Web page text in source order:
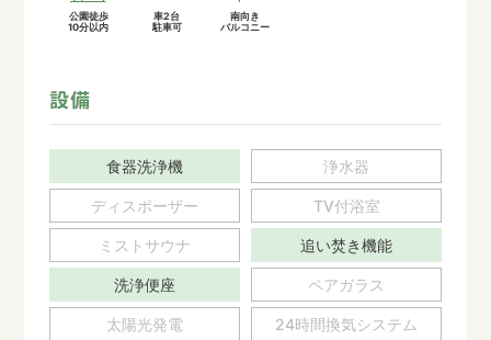
公園徒歩
10分以内
車2台
駐車可
南向き
バルコニー
設備
食器洗浄機 浄水器
ディスポーザー TV付浴室
ミストサウナ 追い焚き機能
洗浄便座 ペアガラス
太陽光発電 24時間換気システム